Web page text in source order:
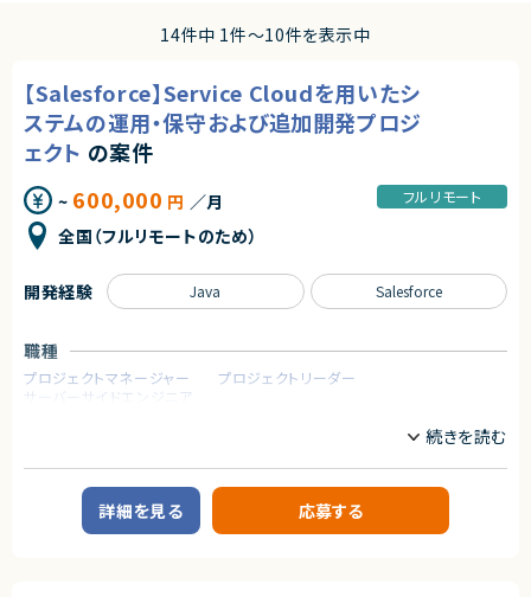
14件中 1件〜10件を表示中
【Salesforce】Service Cloudを用いたシ
ステムの運用・保守および追加開発プロジ
ェクト の案件
~ 600,000 円 ／月
全国（フルリモートのため）
フルリモート
職種
プロジェクトマネージャー
プロジェクトリーダー
サーバーサイドエンジニア
■案件概要
Salesforce開発の部署へのアサインを想定しています。
Service Cloudを用いたシステムの運用・保守および追加開発プロジェクト
開発経験 Java Salesforce
詳細を見る 応募する